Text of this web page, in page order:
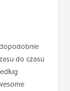
do czasu